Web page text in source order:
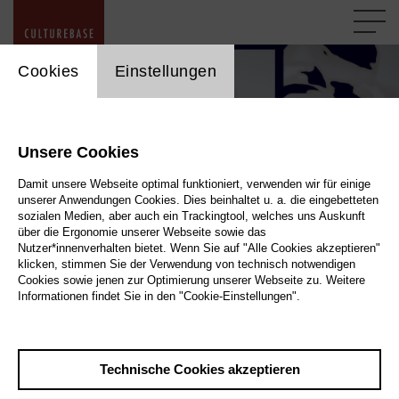
Datenschutz-Grundverordnung
Cookies Einstellungen
Unsere Cookies
Damit unsere Webseite optimal funktioniert, verwenden wir für einige
unserer Anwendungen Cookies. Dies beinhaltet u. a. die eingebetteten
sozialen Medien, aber auch ein Trackingtool, welches uns Auskunft
über die Ergonomie unserer Webseite sowie das
Nutzer*innenverhalten bietet. Wenn Sie auf "Alle Cookies akzeptieren"
klicken, stimmen Sie der Verwendung von technisch notwendigen
Cookies sowie jenen zur Optimierung unserer Webseite zu. Weitere
Informationen findet Sie in den "Cookie-Einstellungen".
Technische Cookies akzeptieren